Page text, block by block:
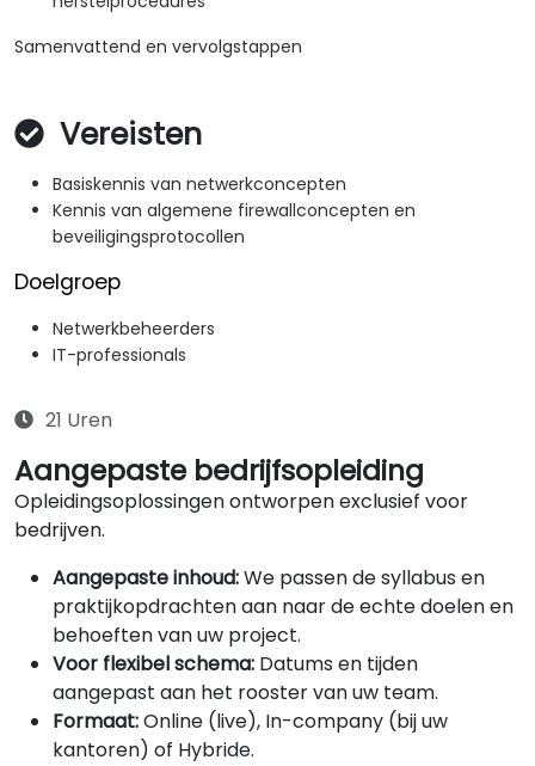
Samenvattend en vervolgstappen
Vereisten
Basiskennis van netwerkconcepten
Kennis van algemene firewallconcepten en
beveiligingsprotocollen
Doelgroep
Netwerkbeheerders
IT-professionals
21 Uren
Aangepaste bedrijfsopleiding
Opleidingsoplossingen ontworpen exclusief voor
bedrijven.
Aangepaste inhoud:We passen de syllabus en
praktijkopdrachten aan naar de echte doelen en
behoeften van uw project.
Voor flexibel schema: Datums en tijden
aangepast aan het rooster van uw team.
Formaat:Online (live), In-company (bij uw
kantoren) of Hybride.